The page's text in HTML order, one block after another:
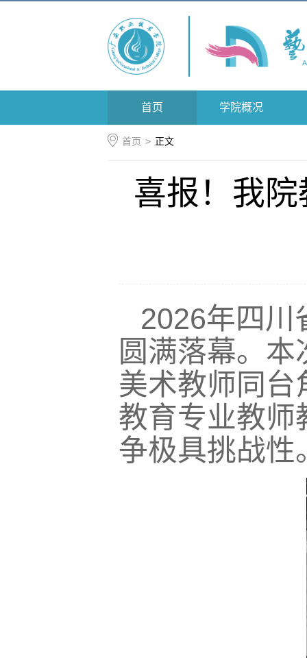
首页 学院概况
首页 > 正文
喜报！我
2026年四川
圆满落幕。
美术教师同台
教育专业教师
争极具挑战性